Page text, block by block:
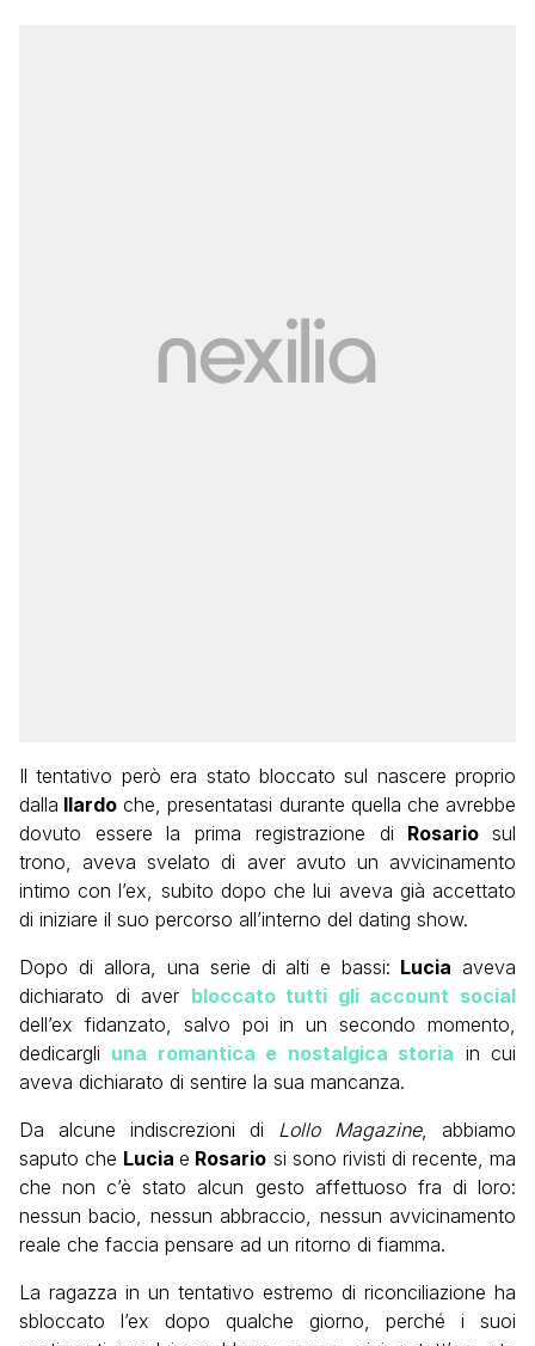
Il tentativo però era stato bloccato sul nascere proprio
dalla Ilardo che, presentatasi durante quella che avrebbe
dovuto essere la prima registrazione di Rosariosul
trono, aveva svelato di aver avuto un avvicinamento
intimo con l’ex, subito dopo che lui aveva già accettato
di iniziare il suo percorso all’interno del dating show.
Dopo di allora, una serie di alti e bassi: Lucia aveva
dichiarato di aver bloccato tutti gli account social
dell’ex fidanzato, salvo poi in un secondo momento,
dedicargli una romantica e nostalgica storia in cui
aveva dichiarato di sentire la sua mancanza.
Da alcune indiscrezioni di Lollo Magazine, abbiamo
saputo che Luciae Rosario si sono rivisti di recente, ma
che non c’è stato alcun gesto affettuoso fra di loro:
nessun bacio, nessun abbraccio, nessun avvicinamento
reale che faccia pensare ad un ritorno di fiamma.
La ragazza in un tentativo estremo di riconciliazione ha
sbloccato l’ex dopo qualche giorno, perché i suoi